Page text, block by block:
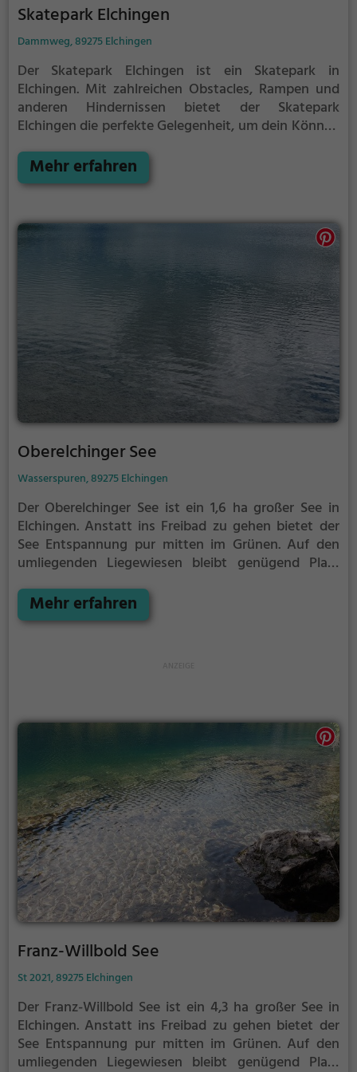
Skatepark Elchingen
Dammweg, 89275 Elchingen
Der Skatepark Elchingen ist ein Skatepark in
Elchingen. Mit zahlreichen Obstacles, Rampen und
anderen Hindernissen bietet der Skatepark
Elchingen die perfekte Gelegenheit, um dein Können
oder Anfänger, der Skatepark Elchingen hat für
jeden etwas zu bieten - ganz egal, ob du nur ein
angeben möchtest.
Mehr erfahren
Oberelchinger See
Wasserspuren, 89275 Elchingen
Der Oberelchinger See ist ein 1,6 ha großer See in
Elchingen. Anstatt ins Freibad zu gehen bietet der
See Entspannung pur mitten im Grünen. Auf den
umliegenden Liegewiesen bleibt genügend Platz
September ist der Oberelchinger See ein beliebtes
Ausflugsziel. Egal ob für Familien, Freunde oder
Mehr erfahren
Franz-Willbold See
St 2021, 89275 Elchingen
Der Franz-Willbold See ist ein 4,3 ha großer See in
Elchingen. Anstatt ins Freibad zu gehen bietet der
See Entspannung pur mitten im Grünen. Auf den
umliegenden Liegewiesen bleibt genügend Platz